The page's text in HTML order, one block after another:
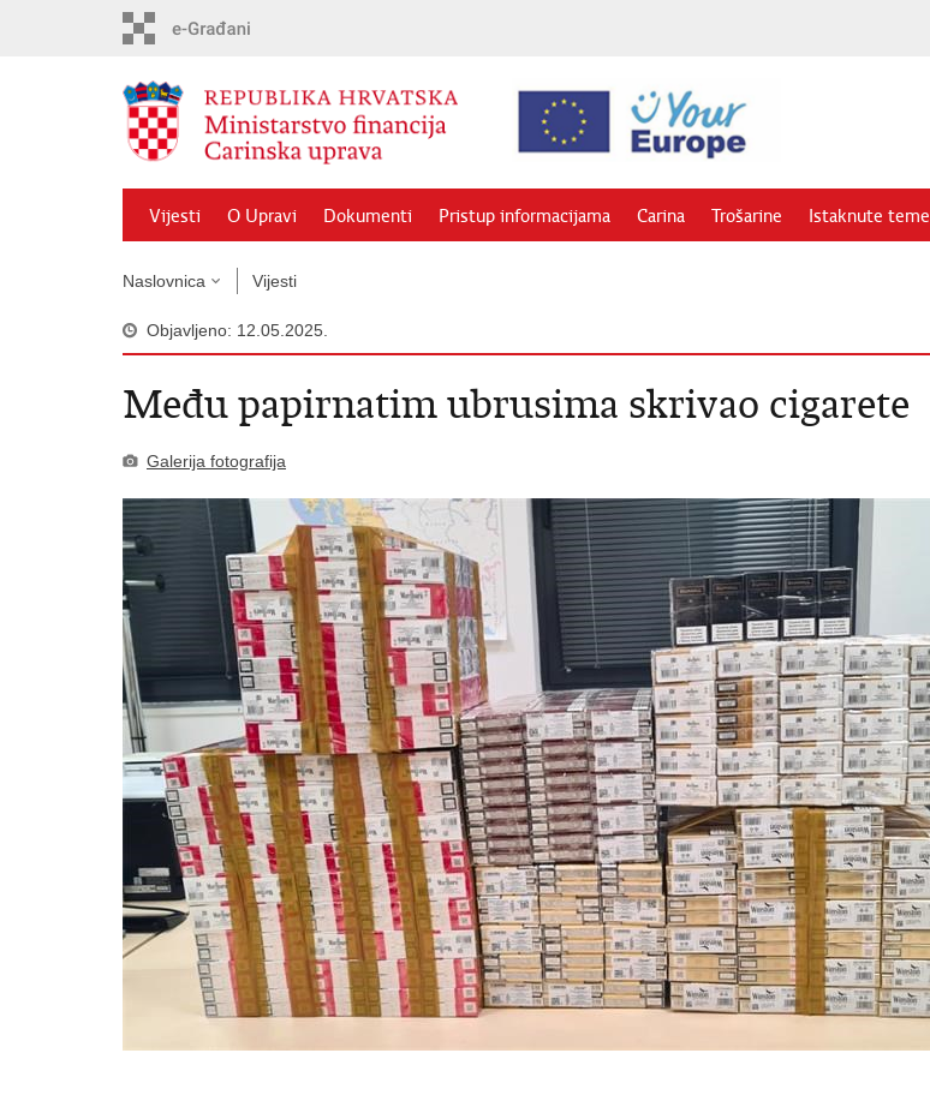
Vijesti O Upravi Dokumenti Pristup informacijama Carina Trošarine Istaknute teme
Naslovnica Vijesti
Objavljeno: 12.05.2025.
Među papirnatim ubrusima skrivao cigarete
Galerija fotografija